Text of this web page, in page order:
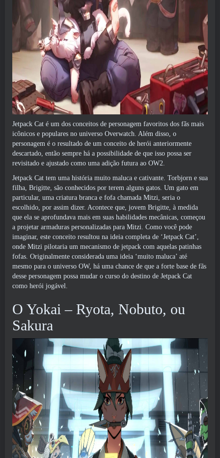
Jetpack Cat é um dos conceitos de personagem favoritos dos fãs mais
icônicos e populares no universo Overwatch. Além disso, o
personagem é o resultado de um conceito de herói anteriormente
descartado, então sempre há a possibilidade de que isso possa ser
revisitado e ajustado como uma adição futura ao OW2.
Jetpack Cat tem uma história muito maluca e cativante. Torbjorn e sua
filha, Brigitte, são conhecidos por terem alguns gatos. Um gato em
particular, uma criatura branca e fofa chamada Mitzi, seria o
escolhido, por assim dizer. Acontece que, jovem Brigitte, à medida
que ela se aprofundava mais em suas habilidades mecânicas, começou
a projetar armaduras personalizadas para Mitzi. Como você pode
imaginar, este conceito resultou na ideia completa de ‘Jetpack Cat’,
onde Mitzi pilotaria um mecanismo de jetpack com aquelas patinhas
fofas. Originalmente considerada uma ideia ‘muito maluca’ até
mesmo para o universo OW, há uma chance de que a forte base de fãs
desse personagem possa mudar o curso do destino de Jetpack Cat
como herói jogável.
O Yokai – Ryota, Nobuto, ou
Sakura